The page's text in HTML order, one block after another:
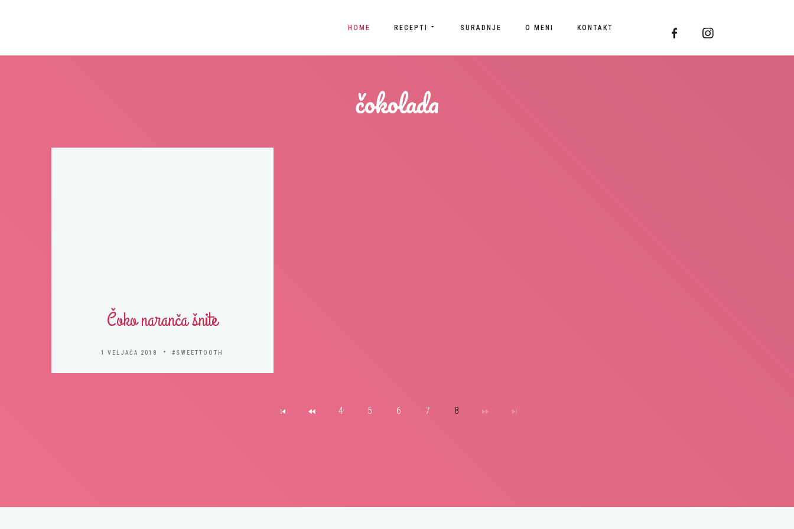
HOME RECEPTI SURADNJE O MENI KONTAKT
čokolada
Čoko naranča šnite
1 VELJAČA 2018 #SWEETTOOTH
4 5 6 7 8